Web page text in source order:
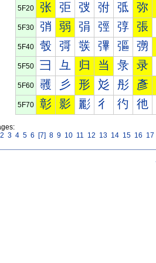
5F20 张 弡 弢 弣 弤 弥
5F30 弰 弱 弲 弳 弴 張
5F40 彀 彁 彂 彃 彄 彅
5F50 彐 彑 归 当 彔 录
5F60 彠 彡 形 彣 彤 彥
5F70 彰 影 彲 彳 彴 彵
2 3 4 5 6 [7] 8 9 10 11 12 13 14 15 16 17